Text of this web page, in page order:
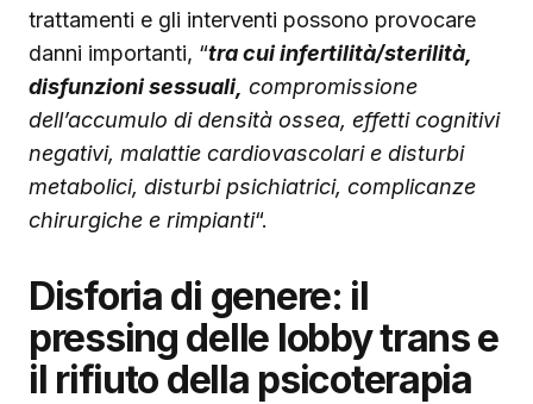
trattamenti e gli interventi possono provocare
danni importanti, “tra cui infertilità/sterilità,
disfunzioni sessuali, compromissione
dell’accumulo di densità ossea, effetti cognitivi
negativi, malattie cardiovascolari e disturbi
metabolici, disturbi psichiatrici, complicanze
chirurgiche e rimpianti“.
Disforia di genere: il
pressing delle lobby trans e
il rifiuto della psicoterapia